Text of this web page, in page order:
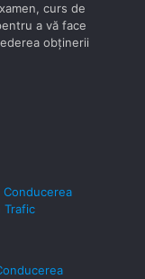
curs de
a vă face
obţinerii
Conducerea
Trafic